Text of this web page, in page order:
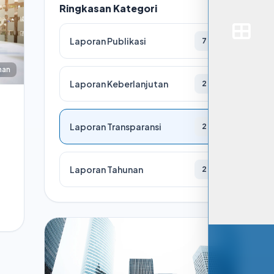
Ringkasan Kategori
Laporan Publikasi 7
Laporan Keberlanjutan 2
Laporan Transparansi 2
Laporan Tahunan 2